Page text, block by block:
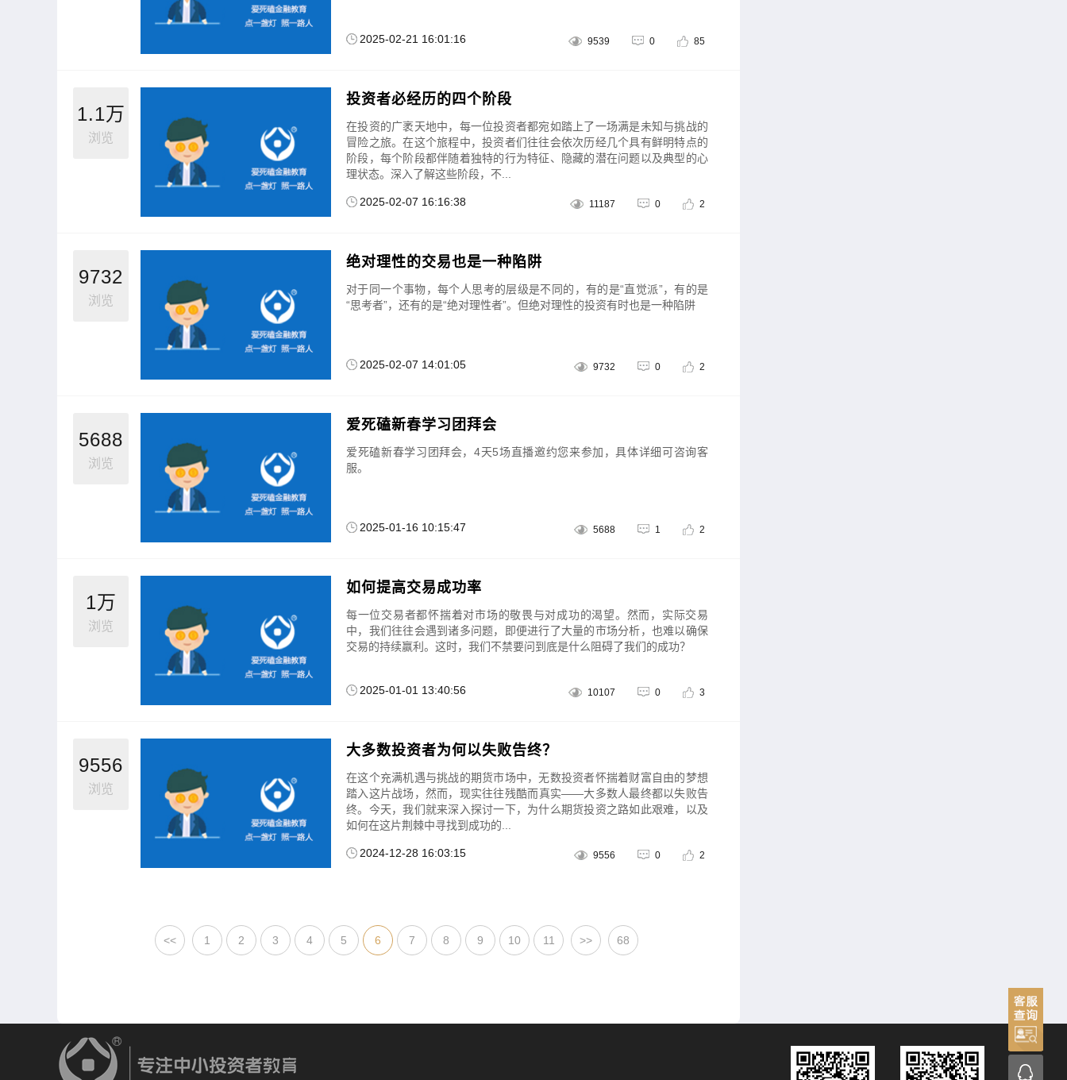
2025-02-21 16:01:16 9539 0 85
1.1万
浏览
投资者必经历的四个阶段
在投资的广袤天地中，每一位投资者都宛如踏上了一场满是未知与挑战的
冒险之旅。在这个旅程中，投资者们往往会依次历经几个具有鲜明特点的
阶段，每个阶段都伴随着独特的行为特征、隐藏的潜在问题以及典型的心
理状态。深入了解这些阶段，不...
2025-02-07 16:16:38 11187 0 2
9732
浏览
绝对理性的交易也是一种陷阱
对于同一个事物，每个人思考的层级是不同的，有的是“直觉派”，有的是
“思考者”，还有的是“绝对理性者”。但绝对理性的投资有时也是一种陷阱
2025-02-07 14:01:05 9732 0 2
5688
浏览
爱死磕新春学习团拜会
爱死磕新春学习团拜会，4天5场直播邀约您来参加，具体详细可咨询客
服。
2025-01-16 10:15:47 5688 1 2
1万
浏览
如何提高交易成功率
每一位交易者都怀揣着对市场的敬畏与对成功的渴望。然而，实际交易
中，我们往往会遇到诸多问题，即便进行了大量的市场分析，也难以确保
交易的持续赢利。这时，我们不禁要问到底是什么阻碍了我们的成功？
2025-01-01 13:40:56 10107 0 3
9556
浏览
大多数投资者为何以失败告终？
在这个充满机遇与挑战的期货市场中，无数投资者怀揣着财富自由的梦想
踏入这片战场，然而，现实往往残酷而真实——大多数人最终都以失败告
终。今天，我们就来深入探讨一下，为什么期货投资之路如此艰难，以及
如何在这片荆棘中寻找到成功的...
2024-12-28 16:03:15 9556 0 2
<< 1 2 3 4 5 6 7 8 9 10 11 >> 68